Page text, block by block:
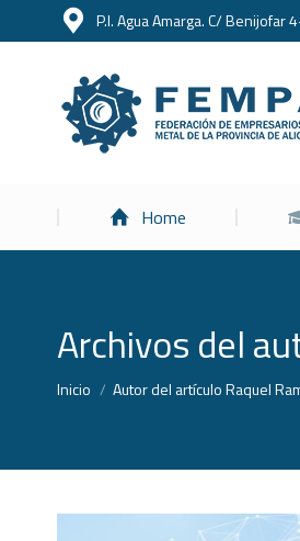
P.I. Agua Amarga. C/ Benijofar
Home
Archivos del
Estás aquí:
Inicio Autor del artículo Raquel